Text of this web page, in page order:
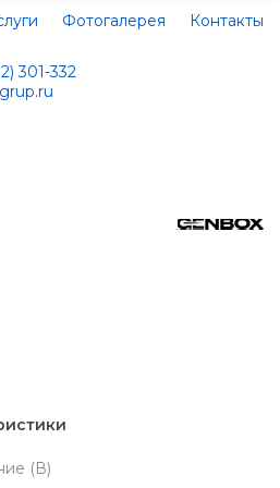
Фотогалерея Контакты
301-332
(В)